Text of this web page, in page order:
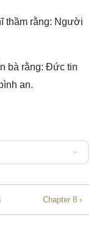
thầm rằng: Người
bà rằng: Đức tin
an.
Chapter 8 ›